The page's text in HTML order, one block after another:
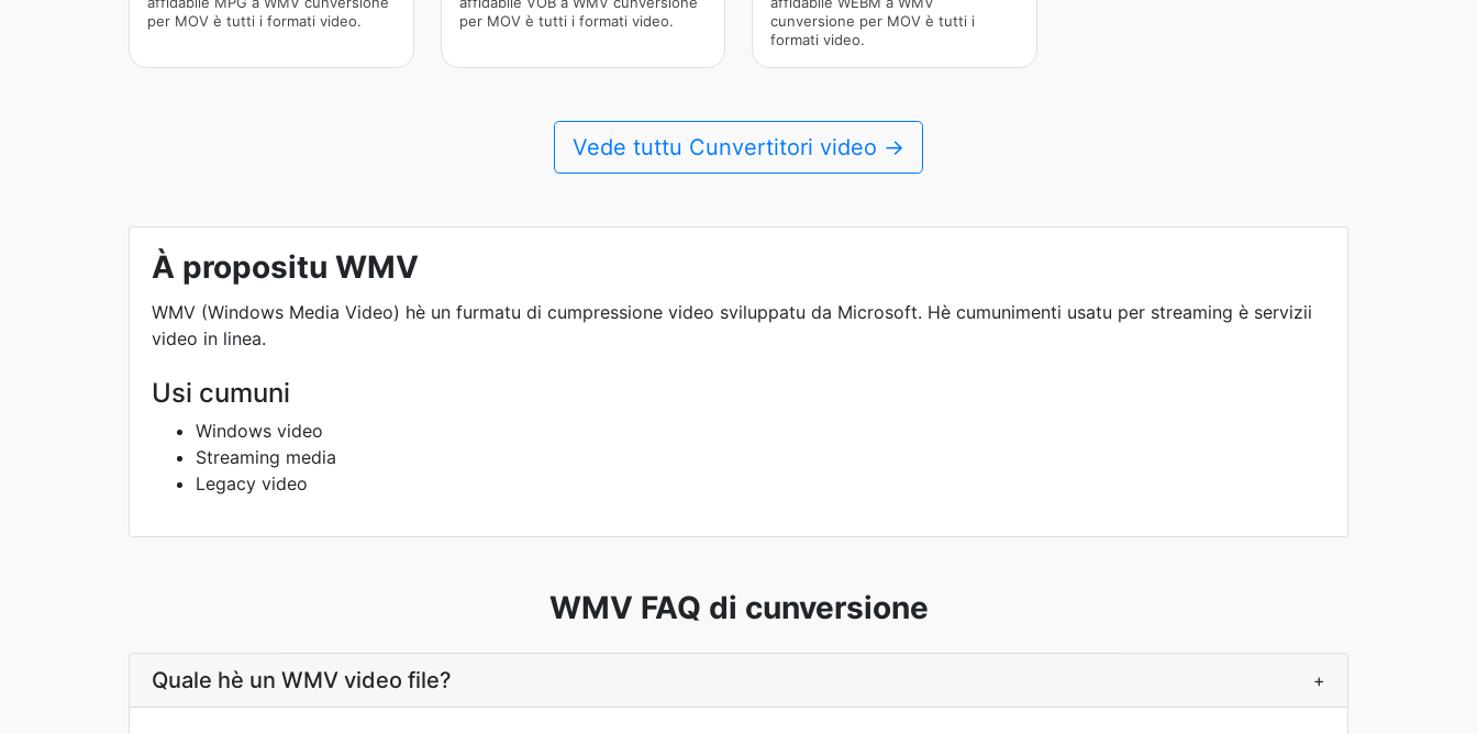
per MOV è tutti i formati video.
per MOV è tutti i formati video.
cunversione per MOV è tutti i
formati video.
Vede tuttu Cunvertitori video →
À propositu WMV
WMV (Windows Media Video) hè un furmatu di cumpressione video sviluppatu da Microsoft. Hè cumunimenti usatu per streaming è servizii
video in linea.
Usi cumuni
Windows video
Streaming media
Legacy video
WMV FAQ di cunversione
Quale hè un WMV video file? +